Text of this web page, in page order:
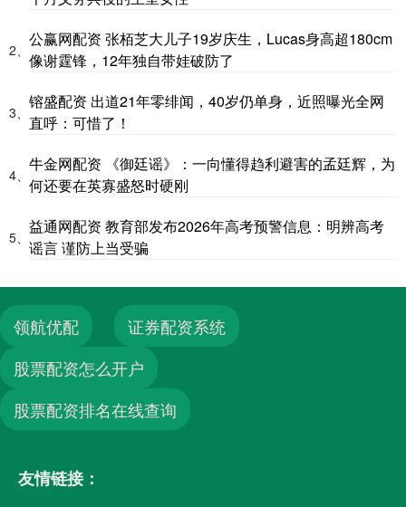
2、
公赢网配资 张栢芝大儿子19岁庆生，Lucas身高超180cm
像谢霆锋，12年独自带娃破防了
3、
镕盛配资 出道21年零绯闻，40岁仍单身，近照曝光全网
直呼：可惜了！
4、
牛金网配资 《御廷谣》：一向懂得趋利避害的孟廷辉，为
何还要在英寡盛怒时硬刚
5、
益通网配资 教育部发布2026年高考预警信息：明辨高考
谣言 谨防上当受骗
领航优配
证券配资系统
股票配资怎么开户
股票配资排名在线查询
友情链接：